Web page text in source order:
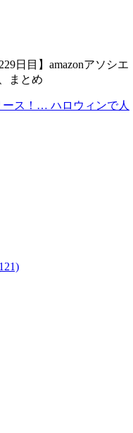
229日目】amazonアソシエ
まとめ
ース！… ハロウィンで人